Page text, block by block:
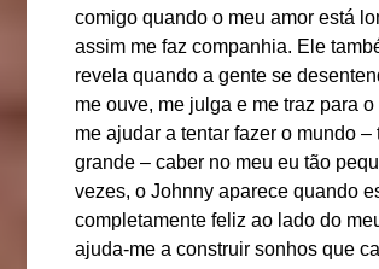
comigo quando o meu amor está
assim me faz companhia. Ele
revela quando a gente se
me ouve, me julga e me traz para
me ajudar a tentar fazer o mundo –
grande – caber no meu eu tão
vezes, o Johnny aparece quando
completamente feliz ao lado do
ajuda-me a construir sonhos que